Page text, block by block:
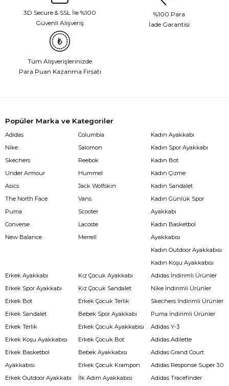
3D Secure & SSL İle %100
Güvenli Alışveriş
%100 Para
İade Garantisi
Tüm Alışverişlerinizde
Para Puan Kazanma Fırsatı
Popüler Marka ve Kategoriler
Adidas
Nike
Skechers
Under Armour
Asics
The North Face
Puma
Converse
New Balance
Columbia
Salomon
Reebok
Hummel
Jack Wolfskin
Vans
Scooter
Lacoste
Merrell
Kadın Ayakkabı
Kadın Spor Ayakkabı
Kadın Bot
Kadın Çizme
Kadın Sandalet
Kadın Günlük Spor
Ayakkabı
Kadın Basketbol
Ayakkabısı
Kadın Outdoor Ayakkabısı
Kadın Koşu Ayakkabısı
Erkek Ayakkabı
Erkek Spor Ayakkabı
Erkek Bot
Erkek Sandalet
Erkek Terlik
Erkek Koşu Ayakkabısı
Erkek Basketbol
Ayakkabısı
Erkek Outdoor Ayakkabı
Kız Çocuk Ayakkabı
Kız Çocuk Sandalet
Erkek Çocuk Terlik
Bebek Spor Ayakkabı
Erkek Çocuk Ayakkabısı
Erkek Çocuk Bot
Bebek Ayakkabısı
Erkek Çocuk Krampon
İlk Adım Ayakkabısı
Adidas İndirimli Ürünler
Nike İndirimli Ürünler
Skechers İndirimli Ürünler
Puma İndirimli Ürünler
Adidas Y-3
Adidas Adilette
Adidas Grand Court
Adidas Response Super 3.0
Adidas Tracefinder